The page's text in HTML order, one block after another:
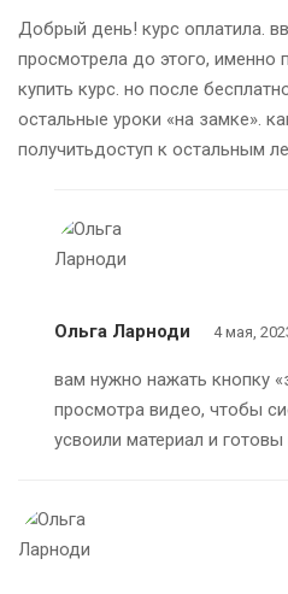
Добрый день! курс оплатила.
просмотрела до этого, именно
купить курс. но после
остальные уроки «на замке».
получитьдоступ к остальным
Ольга Ларноди 4 мая,
вам нужно нажать кнопку
просмотра видео, чтобы
усвоили материал и